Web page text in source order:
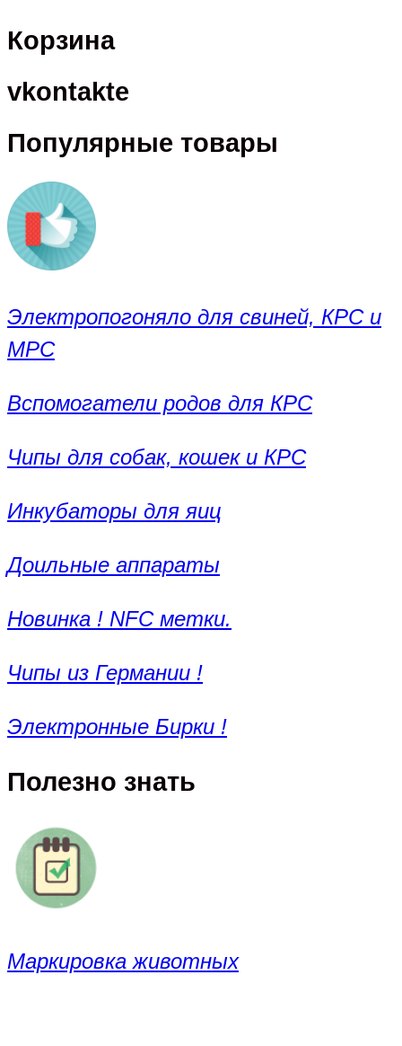
Корзина
vkontakte
Популярные товары
Электропогоняло для свиней, КРС и
МРС
Вспомогатели родов для КРС
Чипы для собак, кошек и КРС
Инкубаторы для яиц
Доильные аппараты
Новинка ! NFC метки.
Чипы из Германии !
Электронные Бирки !
Полезно знать
Маркировка животных